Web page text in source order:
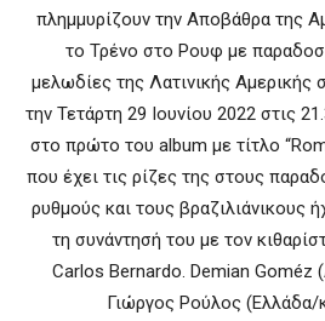
πλημμυρίζουν την Αποβάθρα της
το Τρένο στο Ρουφ με
μελωδίες της Λατινικής Αμερικής
την Τετάρτη 29 Ιουνίου 2022 στις
στο πρώτο του album με τίτλο
που έχει τις ρίζες της στους
ρυθμούς και τους βραζιλιάνικους
τη συνάντησή του με τον
Carlos Bernardo. Demian Goméz
Γιώργος Ρούλος (Ελλάδα/